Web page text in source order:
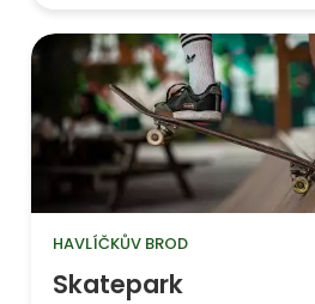
HAVLÍČKŮV BROD
Skatepark